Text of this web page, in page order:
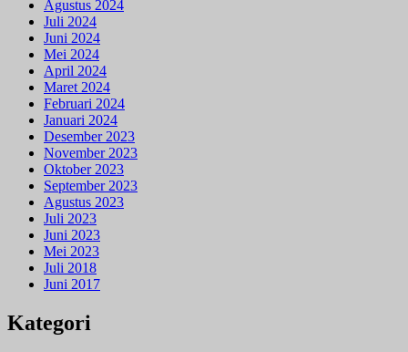
Agustus 2024
Juli 2024
Juni 2024
Mei 2024
April 2024
Maret 2024
Februari 2024
Januari 2024
Desember 2023
November 2023
Oktober 2023
September 2023
Agustus 2023
Juli 2023
Juni 2023
Mei 2023
Juli 2018
Juni 2017
Kategori